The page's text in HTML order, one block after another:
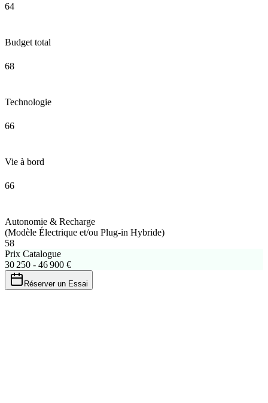
64
Budget total
68
Technologie
66
Vie à bord
66
Autonomie & Recharge
(Modèle Électrique et/ou Plug-in Hybride)
58
Prix Catalogue
30 250 - 46 900 €
Réserver un Essai